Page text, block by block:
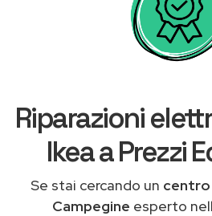
Riparazioni
Ikea a Prezzi
Se stai cercando un centro
Campegine esperto